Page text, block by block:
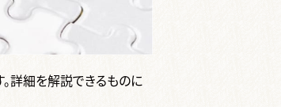
詳細を解説できるものに